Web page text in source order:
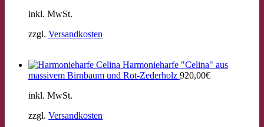
inkl. MwSt.
zzgl. Versandkosten
Harmonieharfe "Celina" aus
massivem Birnbaum und Rot-Zederholz 920,00€
inkl. MwSt.
zzgl. Versandkosten